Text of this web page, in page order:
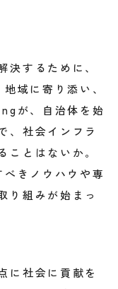
決するために、
域に寄り添い、
が、自治体を始
、社会インフラ
ことはないか。
きノウハウや専
り組みが始まっ
に社会に貢献を